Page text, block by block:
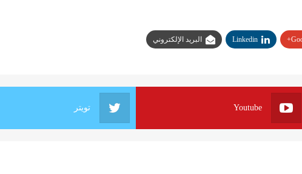
Linkedin البريد الإلكتروني
Youtube تويتر